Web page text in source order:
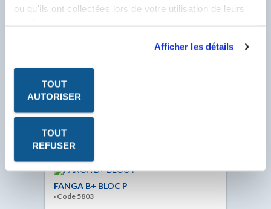
ou qu'ils ont collectées lors de votre utilisation de leurs
Afficher les détails
TOUT
AUTORISER
TOUT
REFUSER
FAINET NM
FAINET NM (non moussant) Concentré liquide
nettoyages difficiles.
FANGA B+ BLOC P
· Code 5803